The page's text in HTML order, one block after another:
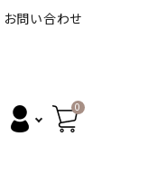
お問い合わせ
0